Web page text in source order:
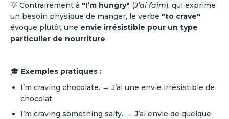
💡 Contrairement à "I’m hungry" (J’ai faim), qui exprime
un besoin physique de manger, le verbe "to crave"
évoque plutôt une envie irrésistible pour un type
particulier de nourriture.
🎓 Exemples pratiques :
I’m craving chocolate. → J’ai une envie irrésistible de
chocolat.
I’m craving something salty. → J’ai envie de quelque